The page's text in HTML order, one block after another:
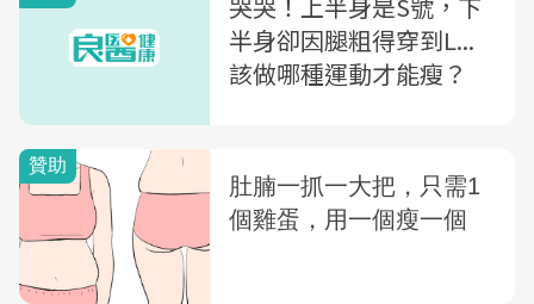
半身卻因腿粗得穿到L...
該做哪種運動才能瘦？